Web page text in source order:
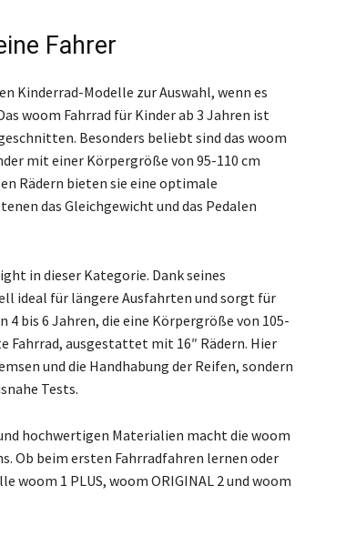
Fahrer
Kinderrad-Modelle zur Auswahl, wenn es
woom Fahrrad für Kinder ab 3 Jahren ist
Besonders beliebt sind das woom
mit einer Körpergröße von 95-110 cm
Rädern bieten sie eine optimale
das Gleichgewicht und das Pedalen
in dieser Kategorie. Dank seines
ideal für längere Ausfahrten und sorgt für
bis 6 Jahren, die eine Körpergröße von 105-
Fahrrad, ausgestattet mit 16″ Rädern. Hier
und die Handhabung der Reifen, sondern
Tests.
hochwertigen Materialien macht die woom
Ob beim ersten Fahrradfahren lernen oder
woom 1 PLUS, woom ORIGINAL 2 und woom